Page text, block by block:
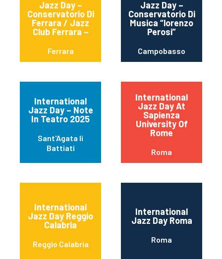
Jazz Day –
Conservatorio Di
Ferrara / Jazz
Club Ferrara –
Ferrara
Jazz Day –
Conservatorio Di
Musica “lorenzo
Perosi”
Campobasso
International
Jazz Day – Note
In Teatro 2025
Sant'Agata li
Battiati
International
Jazz Day At
Sapienza
University Of
Rome
Roma
International
Jazz Day Reggio
Calabria
Reggio Calabria
International
Jazz Day Roma
Roma